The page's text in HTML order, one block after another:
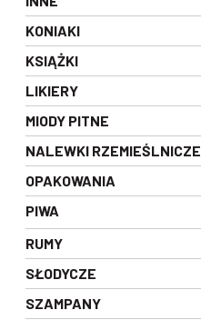
KONIAKI
KSIĄŻKI
LIKIERY
MIODY PITNE
NALEWKI RZEMIEŚLNICZE
OPAKOWANIA
PIWA
RUMY
SŁODYCZE
SZAMPANY